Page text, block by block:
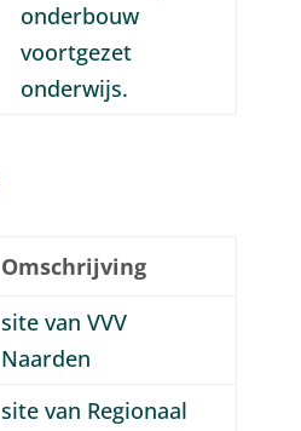
onderbouw
voortgezet
onderwijs.
Omschrijving
site van VVV
Naarden
site van Regionaal